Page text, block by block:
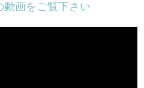
動画をご覧下さい